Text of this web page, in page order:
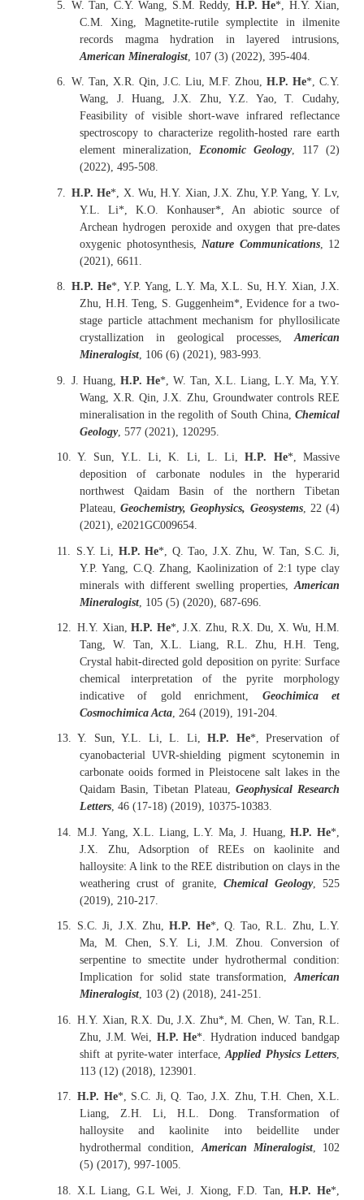
5. W. Tan, C.Y. Wang, S.M. Reddy, H.P. He*, H.Y. Xian,
C.M. Xing, Magnetite-rutile symplectite in ilmenite
records magma hydration in layered intrusions,
American Mineralogist, 107 (3) (2022), 395-404.
6. W. Tan, X.R. Qin, J.C. Liu, M.F. Zhou, H.P. He*, C.Y.
Wang, J. Huang, J.X. Zhu, Y.Z. Yao, T. Cudahy,
Feasibility of visible short-wave infrared reflectance
spectroscopy to characterize regolith-hosted rare earth
element mineralization, Economic Geology, 117 (2)
(2022), 495-508.
7. H.P. He*, X. Wu, H.Y. Xian, J.X. Zhu, Y.P. Yang, Y. Lv,
Y.L. Li*, K.O. Konhauser*, An abiotic source of
Archean hydrogen peroxide and oxygen that pre-dates
oxygenic photosynthesis, Nature Communications, 12
(2021), 6611.
8. H.P. He*, Y.P. Yang, L.Y. Ma, X.L. Su, H.Y. Xian, J.X.
Zhu, H.H. Teng, S. Guggenheim*, Evidence for a two-
stage particle attachment mechanism for phyllosilicate
crystallization in geological processes,American
Mineralogist, 106 (6) (2021), 983-993.
9. J. Huang, H.P. He*, W. Tan, X.L. Liang, L.Y. Ma, Y.Y.
Wang, X.R. Qin, J.X. Zhu, Groundwater controls REE
mineralisation in the regolith of South China, Chemical
Geology, 577 (2021), 120295.
10. Y. Sun, Y.L. Li, K. Li, L. Li,H.P. He*, Massive
deposition of carbonate nodules in the hyperarid
northwest Qaidam Basin of the northern Tibetan
Plateau,Geochemistry, Geophysics, Geosystems, 22 (4)
(2021), e2021GC009654.
11. S.Y. Li, H.P. He*, Q. Tao, J.X. Zhu, W. Tan, S.C. Ji,
Y.P. Yang, C.Q. Zhang, Kaolinization of 2:1 type clay
minerals with different swelling properties, American
Mineralogist, 105 (5) (2020), 687-696.
12. H.Y. Xian,H.P. He*, J.X. Zhu, R.X. Du, X. Wu, H.M.
Tang, W. Tan, X.L. Liang, R.L. Zhu, H.H. Teng,
Crystal habit-directed gold deposition on pyrite: Surface
chemical interpretation of the pyrite morphology
indicative of gold enrichment, Geochimica et
Cosmochimica Acta , 264 (2019), 191-204.
13. Y. Sun, Y.L. Li, L. Li,H.P. He*, Preservation of
cyanobacterial UVR‐shielding pigment scytonemin in
carbonate ooids formed in Pleistocene salt lakes in the
Qaidam Basin, Tibetan Plateau, Geophysical Research
Letters, 46 (17-18) (2019), 10375-10383.
14. M.J. Yang, X.L. Liang, L.Y. Ma, J. Huang,H.P. He*,
J.X. Zhu, Adsorption of REEs on kaolinite and
halloysite: A link to the REE distribution on clays in the
weathering crust of granite, Chemical Geology, 525
(2019), 210-217.
15. S.C. Ji, J.X. Zhu,H.P. He*, Q. Tao, R.L. Zhu, L.Y.
Ma, M. Chen, S.Y. Li, J.M. Zhou. Conversion of
serpentine to smectite under hydrothermal condition:
Implication for solid state transformation,American
Mineralogist, 103 (2) (2018), 241-251.
16. H.Y. Xian, R.X. Du, J.X. Zhu*, M. Chen, W. Tan, R.L.
Zhu, J.M. Wei, H.P. He*. Hydration induced bandgap
shift at pyrite-water interface, Applied Physics Letters
113 (12) (2018), 123901.
17. H.P. He*, S.C. Ji, Q. Tao, J.X. Zhu, T.H. Chen, X.L.
Liang, Z.H. Li, H.L. Dong. Transformation of
halloysite and kaolinite into beidellite under
hydrothermal condition,American Mineralogist, 102
(5) (2017), 997-1005.
18. X.L Liang, G.L Wei, J. Xiong, F.D. Tan, H.P. He*,